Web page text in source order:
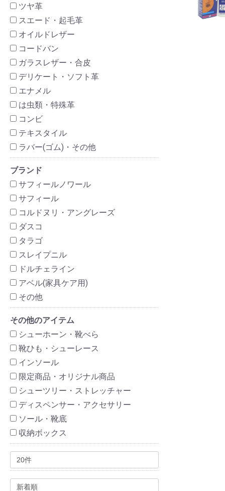
ツヤ革
スエード・起毛革
オイルドレザー
コードバン
ガラスレザー・合皮
デリケート・ソフト革
エナメル
は虫類・特殊革
コンビ
テキスタイル
ラバー(ゴム)・その他
ブランド
サフィールノワール
サフィール
コルドヌリ・アングレーズ
ダスコ
タラゴ
スレイプニル
ドルチェライン
アベル(家具ケア用)
その他
その他のアイテム
シューホーン・靴べら
靴ひも・シューレース
インソール
限定商品・オリジナル商品
シューツリー・ストレッチャー
ディスペンサー・アクセサリー
ソール・靴底
収納ボックス